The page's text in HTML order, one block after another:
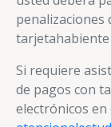
penalizaciones
Si requiere
de pagos con
electrónicos en